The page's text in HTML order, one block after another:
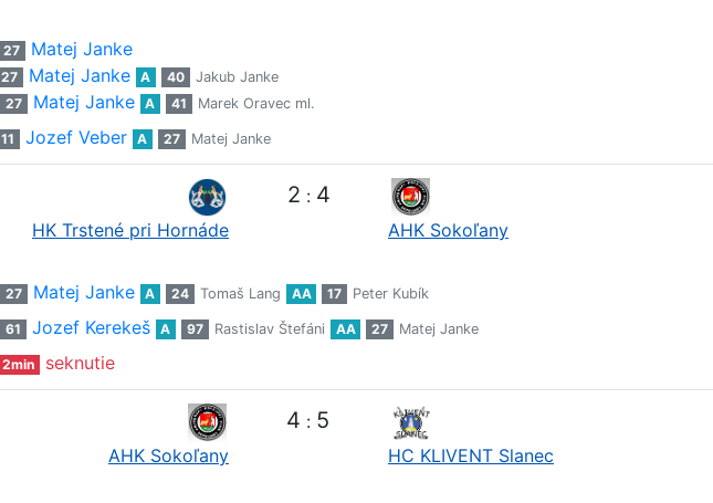
27 Matej Janke
27 Matej Janke A 40
Jakub Janke
27 Matej Janke A 41 Marek Oravec ml.
11 Jozef Veber A 27 Matej Janke
HK Trstené pri Hornáde
2 : 4
AHK Sokoľany
27 Matej Janke A 24 Tomaš Lang AA 17 Peter Kubík
61 Jozef Kerekeš A 97 Rastislav Štefáni AA 27 Matej Janke
2min seknutie
AHK Sokoľany
4 : 5
HC KLIVENT Slanec